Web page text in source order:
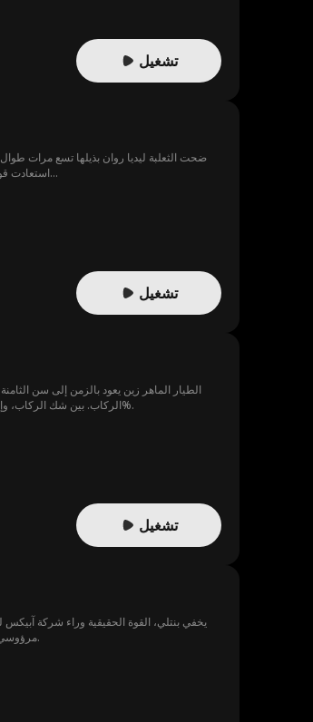
تشغيل
ضحت الثعلبة ليديا روان بذيلها تسع مرات
استعادت قواها حتى أخمدت الاضطرابات، ودعمت الدوق أدريان كولينز لاستعادة استقرار المملكة. وبعد ضمان اعتلائه العرش، اختفت عائدةً إلى العالم السماوي...
تشغيل
الطيار الماهر زين يعود بالزمن إلى سن
الركاب. بين شك الركاب، وإغماء القبطان، وانقطاع الاتصال، تتصاعد الأزمة لحظة بلحظة؛ خزان الوقود يتسرب، التضاريس خطيرة، والهبوط الاضطراري احتمال نجاته لا يتعدى 1%.
تشغيل
يخفي بنتلي، القوة الحقيقية وراء شركة آبيكس
مرؤوسي بنتلي، ويسرق حبيبته ويسحقه باستمرار، يتدخل بنتلي. يُكشف سره، لكن المتنمر يتمادى في غيّه إلى أن يصل والده، وعندها تتجلى الحقيقة الصادمة.